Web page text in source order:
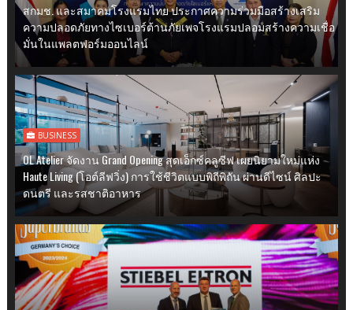
สกมช. และสมาคมโรงแรมไทย ประกาศความร่วมมือสร้างเสริม
ความปลอดภัยทางไซเบอร์ต้านภัยเพจโรงแรมปลอมสร้างความเชื่อ
มั่นในแพลตฟอร์มออนไลน์
BUSINESS
OL Atelier จัดงาน Grand Opening สุดเอ็กซ์คลูซีฟ เผยนิยามใหม่แห่ง
Haute Living (โอต์ลีฟวิ่ง) การใช้ชีวิตแบบพิถีพิถัน ผ่านดีไซน์ ศิลปะ
ดนตรี และรสชาติอาหาร